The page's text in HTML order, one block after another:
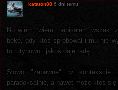
kataton88 6 dni temu
No wiem, wiem, napisałem wszak,
bekę, gdy ktoś spróbował i mu nie
to rutynowo i jakoś daje radę.
Słowo "zabawne" w
paradoksalnie, a nawet może ktoś się